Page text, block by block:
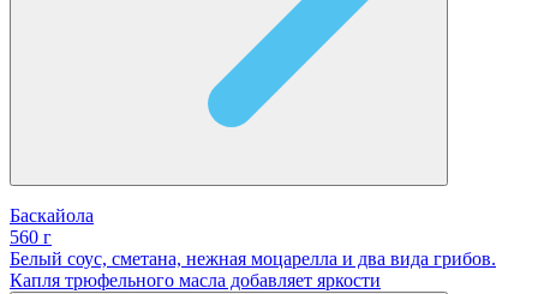
Баскайола
560 г
Белый соус, сметана, нежная моцарелла и два вида грибов.
Капля трюфельного масла добавляет яркости